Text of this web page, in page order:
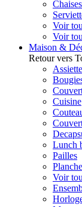
Voir
Voir
Maison &
Retour vers
Cuisine
Lunch
Pailles
Voir